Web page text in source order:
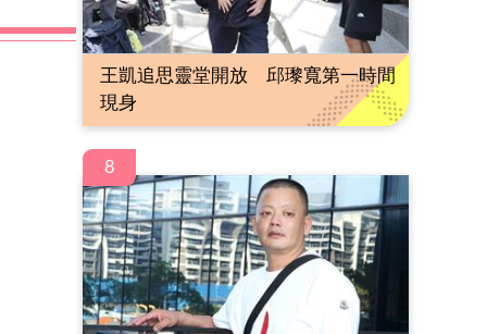
王凱追思靈堂開放 邱瓈寬第一時間
現身
8